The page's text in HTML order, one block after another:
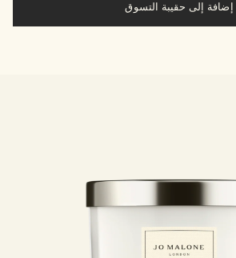
إضافة إلى حقيبة التسوق